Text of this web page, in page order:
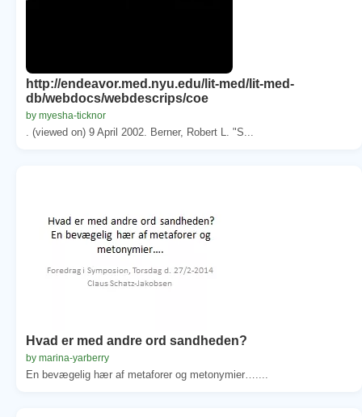
http://endeavor.med.nyu.edu/lit-med/lit-med-
db/webdocs/webdescrips/coe
by myesha-ticknor
. (viewed on) 9 April 2002. Berner, Robert L. "S...
Hvad er med andre ord sandheden?
by marina-yarberry
En bevægelig hær af metaforer og metonymier…....